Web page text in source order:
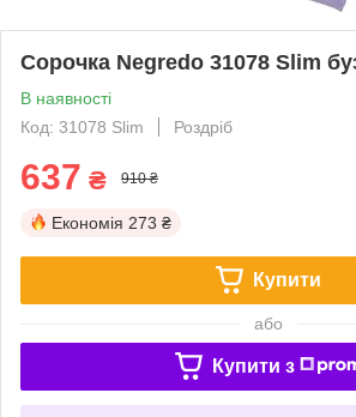
Cорочка Negredo 31078 Slim
В наявності
Код: 31078 Slim
Роздріб
637 ₴ 910 ₴
Економія 273 ₴
Купити
або
Купити з